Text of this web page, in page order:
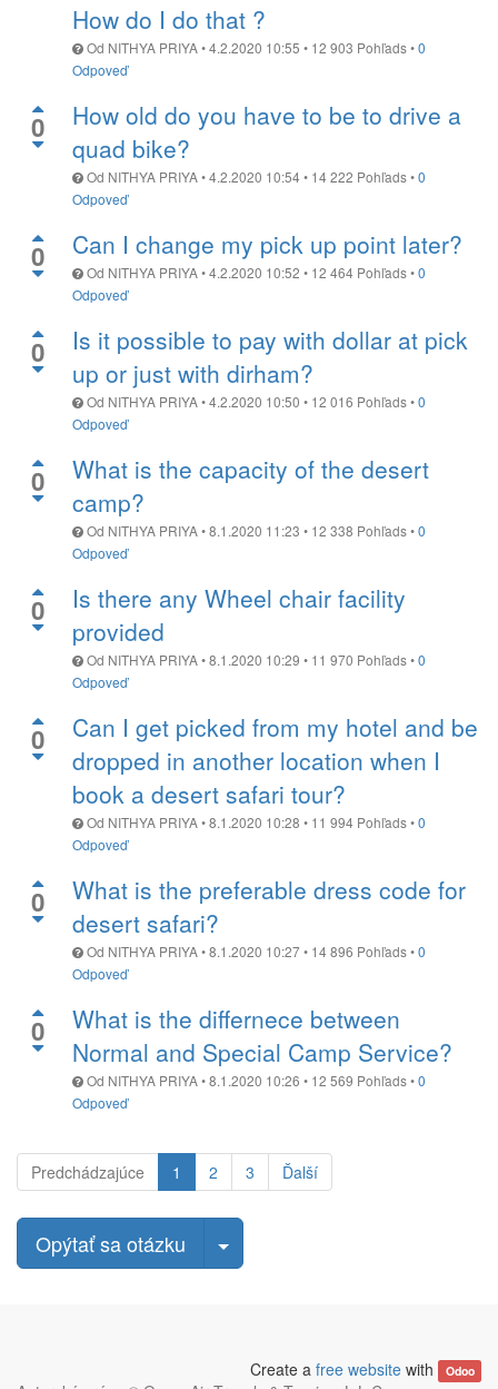
How do I do that ?
Od NITHYA PRIYA•4.2.2020 10:55 • 12 903 Pohľads•0
Odpoveď
0
How old do you have to be to drive a
quad bike?
Od NITHYA PRIYA•4.2.2020 10:54 • 14 222 Pohľads•0
Odpoveď
0 Can I change my pick up point later?
Od NITHYA PRIYA•4.2.2020 10:52 • 12 464 Pohľads•0
Odpoveď
0
Is it possible to pay with dollar at pick
up or just with dirham?
Od NITHYA PRIYA•4.2.2020 10:50 • 12 016 Pohľads•0
Odpoveď
0
What is the capacity of the desert
camp?
Od NITHYA PRIYA•8.1.2020 11:23 • 12 338 Pohľads•0
Odpoveď
0
Is there any Wheel chair facility
provided
Od NITHYA PRIYA•8.1.2020 10:29 • 11 970 Pohľads•0
Odpoveď
0
Can I get picked from my hotel and be
dropped in another location when I
book a desert safari tour?
Od NITHYA PRIYA•8.1.2020 10:28 • 11 994 Pohľads•0
Odpoveď
0
What is the preferable dress code for
desert safari?
Od NITHYA PRIYA•8.1.2020 10:27 • 14 896 Pohľads•0
Odpoveď
0
What is the differnece between
Normal and Special Camp Service?
Od NITHYA PRIYA•8.1.2020 10:26 • 12 569 Pohľads•0
Odpoveď
Predchádzajúce 1 2 3 Ďalší
Opýtať sa otázku Zvoliť príspevok
Create afree website with Odoo